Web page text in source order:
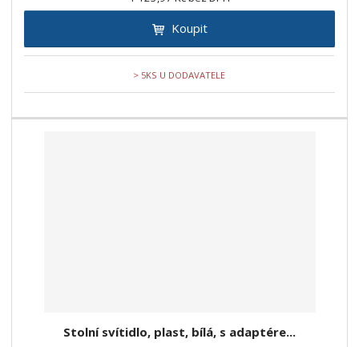
Koupit
> 5KS U DODAVATELE
Stolní svítidlo, plast, bílá, s adaptére...